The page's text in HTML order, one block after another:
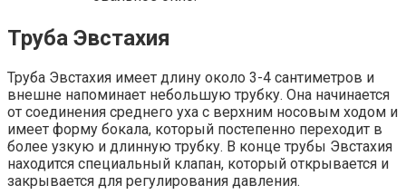
Труба Эвстахия
Труба Эвстахия имеет длину около 3-4 сантиметров и
внешне напоминает небольшую трубку. Она начинается
от соединения среднего уха с верхним носовым ходом и
имеет форму бокала, который постепенно переходит в
более узкую и длинную трубку. В конце трубы Эвстахия
находится специальный клапан, который открывается и
закрывается для регулирования давления.